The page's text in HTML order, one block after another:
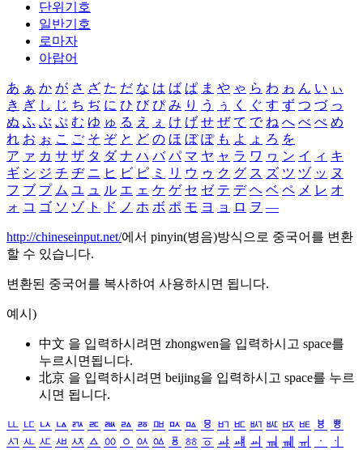
단위기호
일반기호
로마자
아랍어
あ ぁ か が さ ざ た だ な は ば ぱ ま や ゃ ら わ ゎ ん い ぃ
き ぎ し じ ち ぢ に ひ び ぴ み り う ぅ く ぐ す ず つ づ っ
ぬ ふ ぶ ぷ む ゆ ゅ る え ぇ け げ せ ぜ て で ね へ べ ぺ め
れ お ぉ こ ご そ ぞ と ど の ほ ぼ ぽ も よ ょ ろ を
ア ァ カ サ ザ タ ダ ナ ハ バ パ マ ヤ ャ ラ ワ ヮ ン イ ィ キ
ギ シ ジ チ ヂ ニ ヒ ビ ピ ミ リ ウ ゥ ク グ ス ズ ツ ヅ ッ ヌ
フ ブ プ ム ユ ュ ル エ ェ ケ ゲ セ ゼ テ デ ヘ ベ ペ メ レ オ
ォ コ ゴ ソ ゾ ト ド ノ ホ ボ ポ モ ヨ ョ ロ ヲ ―
http://chineseinput.net/에서 pinyin(병음)방식으로 중국어를 변환
할 수 있습니다.
변환된 중국어를 복사하여 사용하시면 됩니다.
예시)
中文 을 입력하시려면 zhongwen을 입력하시고 space를
누르시면됩니다.
北京 을 입력하시려면 beijing을 입력하시고 space를 누르
시면 됩니다.
ㅥ ㅦ ㅧ ㅨ ㅩ ㅪ ㅫ ㅬ ㅭ ㅮ ㅯ ㅰ ㅱ ㅲ ㅳ ㅴ ㅵ ㅶ ㅷ ㅸ
ㅹ
ㅺ ㅻ ㅼ ㅽ ㅾ ㅿ ㆀ ㆁ ㆂ ㆃ ㆄ ㆅ ㆆ ㆇ ㆈ ㆉ ㆊ ㆋ ㆌ ㆍ
ㆎ